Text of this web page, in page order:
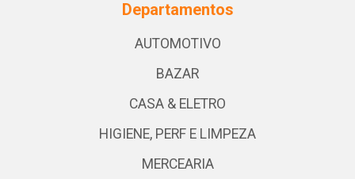
Departamentos
AUTOMOTIVO
BAZAR
CASA & ELETRO
HIGIENE, PERF E LIMPEZA
MERCEARIA